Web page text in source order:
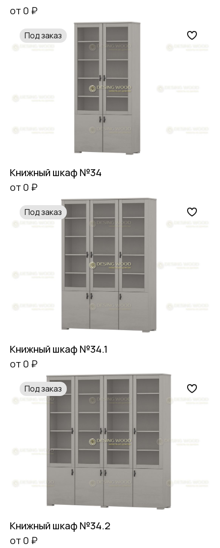
от 0 ₽
Под заказ
Книжный шкаф №34
от 0 ₽
Под заказ
Книжный шкаф №34.1
от 0 ₽
Под заказ
Книжный шкаф №34.2
от 0 ₽